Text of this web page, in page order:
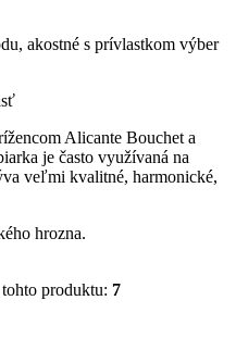
akostné s prívlastkom výber
Alicante Bouchet a
je často využívaná na
veľmi kvalitné, harmonické,
hrozna.
produktu: 7